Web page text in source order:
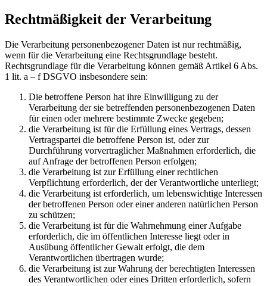
Rechtmäßigkeit der Verarbeitung
Die Verarbeitung personenbezogener Daten ist nur rechtmäßig,
wenn für die Verarbeitung eine Rechtsgrundlage besteht.
Rechtsgrundlage für die Verarbeitung können gemäß Artikel 6 Abs.
1 lit. a – f DSGVO insbesondere sein:
Die betroffene Person hat ihre Einwilligung zu der
Verarbeitung der sie betreffenden personenbezogenen Daten
für einen oder mehrere bestimmte Zwecke gegeben;
die Verarbeitung ist für die Erfüllung eines Vertrags, dessen
Vertragspartei die betroffene Person ist, oder zur
Durchführung vorvertraglicher Maßnahmen erforderlich, die
auf Anfrage der betroffenen Person erfolgen;
die Verarbeitung ist zur Erfüllung einer rechtlichen
Verpflichtung erforderlich, der der Verantwortliche unterliegt;
die Verarbeitung ist erforderlich, um lebenswichtige Interessen
der betroffenen Person oder einer anderen natürlichen Person
zu schützen;
die Verarbeitung ist für die Wahrnehmung einer Aufgabe
erforderlich, die im öffentlichen Interesse liegt oder in
Ausübung öffentlicher Gewalt erfolgt, die dem
Verantwortlichen übertragen wurde;
die Verarbeitung ist zur Wahrung der berechtigten Interessen
des Verantwortlichen oder eines Dritten erforderlich, sofern